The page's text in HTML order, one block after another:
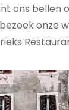
ons bellen
onze